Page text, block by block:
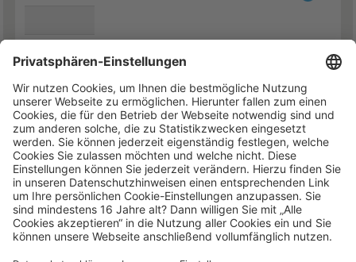
Anzahl Gnadenbrotpferde